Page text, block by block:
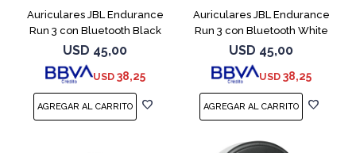
Auriculares JBL Endurance
Run 3 con Bluetooth Black
USD 45,00
USD 38,25
Auriculares JBL Endurance
Run 3 con Bluetooth White
USD 45,00
USD 38,25